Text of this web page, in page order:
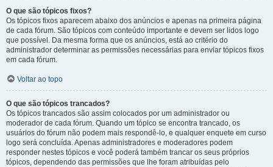
O que são tópicos fixos?
Os tópicos fixos aparecem abaixo dos anúncios e apenas na primeira página
de cada fórum. São tópicos com conteúdo importante e devem ser lidos logo
que possível. Da mesma forma que os anúncios, está ao critério do
administrador determinar as permissões necessárias para enviar tópicos fixos
em cada fórum.
Voltar ao topo
O que são tópicos trancados?
Os tópicos trancados são assim colocados por um administrador ou
moderador de cada fórum. Quando um tópico se encontra trancado, os
usuários do fórum não podem mais respondê-lo, e qualquer enquete em curso
logo será concluída. Apenas administradores e moderadores podem
responder nestes tópicos e você poderá também trancar os seus próprios
tópicos, dependendo das permissões que lhe foram atribuídas pelo